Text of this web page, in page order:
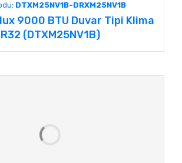
DTXM25NV1B-DRXM25NV1B
9000 BTU Duvar Tipi Klima
R32 (DTXM25NV1B)